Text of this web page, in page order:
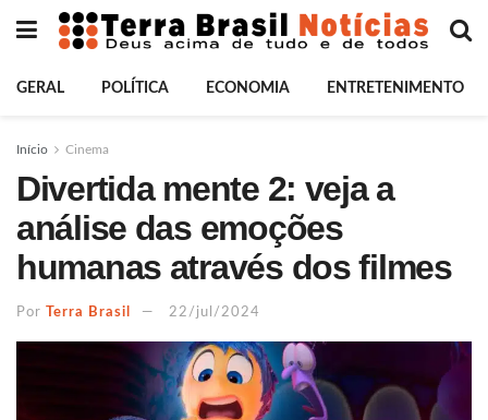
GERAL POLÍTICA ECONOMIA ENTRETENIMENTO
Início Cinema
Divertida mente 2: veja a
análise das emoções
humanas através dos filmes
Por Terra Brasil 22/jul/2024